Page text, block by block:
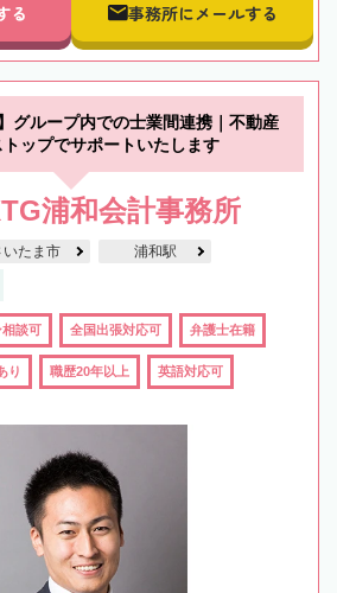
る 事務所にメールする
グループ内での士業間連携｜不動産
ップでサポートいたします
浦和会計事務所
いたま市 浦和駅
相談可 全国出張対応可 弁護士在籍
り 職歴20年以上 英語対応可